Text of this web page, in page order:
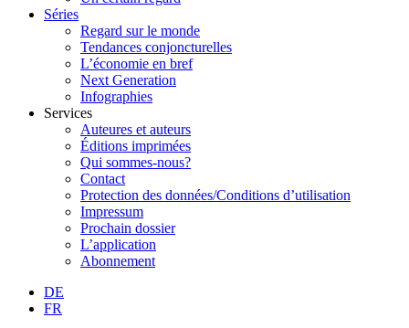
Séries
Regard sur le monde
Tendances conjoncturelles
L’économie en bref
Next Generation
Infographies
Services
Auteures et auteurs
Éditions imprimées
Qui sommes-nous?
Contact
Protection des données/Conditions d’utilisation
Impressum
Prochain dossier
L’application
Abonnement
DE
FR